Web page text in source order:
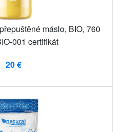
máslo, BIO, 760
001 certifikát
20 €